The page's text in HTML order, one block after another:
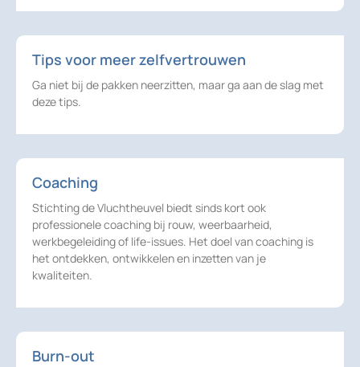
Tips voor meer zelfvertrouwen
Ga niet bij de pakken neerzitten, maar ga aan de slag met
deze tips.
Coaching
Stichting de Vluchtheuvel biedt sinds kort ook
professionele coaching bij rouw, weerbaarheid,
werkbegeleiding of life-issues. Het doel van coaching is
het ontdekken, ontwikkelen en inzetten van je
kwaliteiten.
Burn-out